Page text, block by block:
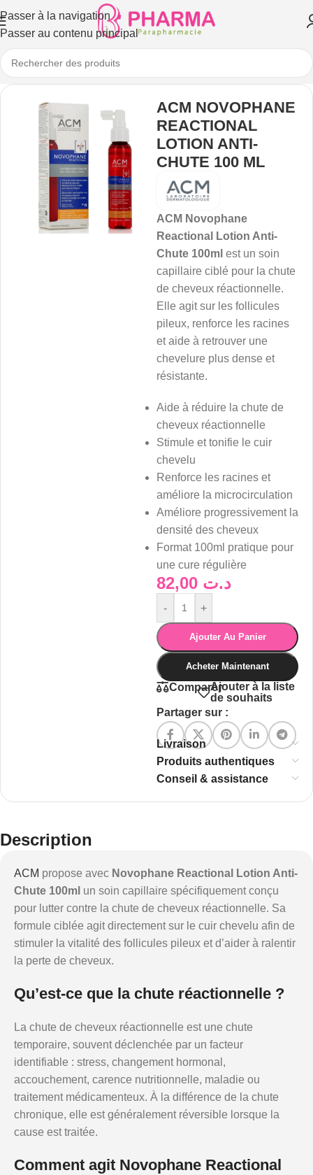
Passer à la navigation
Passer au contenu principal
ACM NOVOPHANE
REACTIONAL
LOTION ANTI-
CHUTE 100 ML
ACM Novophane
Reactional Lotion Anti-
Chute 100ml est un soin
capillaire ciblé pour la chute
de cheveux réactionnelle.
Elle agit sur les follicules
pileux, renforce les racines
et aide à retrouver une
chevelure plus dense et
résistante.
Aide à réduire la chute de
cheveux réactionnelle
Stimule et tonifie le cuir
chevelu
Renforce les racines et
améliore la microcirculation
Améliore progressivement la
densité des cheveux
Format 100ml pratique pour
une cure régulière
د.ت
- +
Ajouter Au Panier
Acheter Maintenant
ComparerAjouter à la liste
de souhaits
Partager sur :
Livraison
Produits authentiques
Conseil & assistance
Description
ACM propose avec Novophane Reactional Lotion Anti-
Chute 100ml un soin capillaire spécifiquement conçu
pour lutter contre la chute de cheveux réactionnelle. Sa
formule ciblée agit directement sur le cuir chevelu afin de
stimuler la vitalité des follicules pileux et d’aider à ralentir
la perte de cheveux.
Qu’est-ce que la chute réactionnelle ?
La chute de cheveux réactionnelle est une chute
temporaire, souvent déclenchée par un facteur
identifiable : stress, changement hormonal,
accouchement, carence nutritionnelle, maladie ou
traitement médicamenteux. À la différence de la chute
chronique, elle est généralement réversible lorsque la
cause est traitée.
Comment agit Novophane Reactional